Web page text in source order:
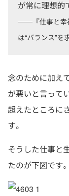
が常に理想的
───『仕事と幸
は“バランス”を
念のために加え
が悪いと言って
超えたところに
す。
そうした仕事と
たのが下図です。